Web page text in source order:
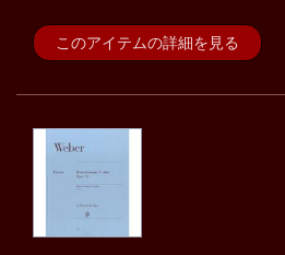
このアイテムの詳細を見る